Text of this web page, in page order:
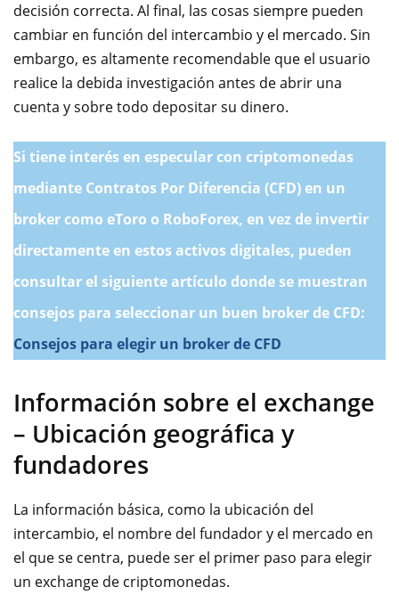
decisión correcta. Al final, las cosas siempre pueden
cambiar en función del intercambio y el mercado. Sin
embargo, es altamente recomendable que el usuario
realice la debida investigación antes de abrir una
cuenta y sobre todo depositar su dinero.
Si tiene interés en especular con criptomonedas
mediante Contratos Por Diferencia (CFD) en un
broker como eToro o RoboForex, en vez de invertir
directamente en estos activos digitales, pueden
consultar el siguiente artículo donde se muestran
consejos para seleccionar un buen broker de CFD:
Consejos para elegir un broker de CFD
Información sobre el exchange
– Ubicación geográfica y
fundadores
La información básica, como la ubicación del
intercambio, el nombre del fundador y el mercado en
el que se centra, puede ser el primer paso para elegir
un exchange de criptomonedas.